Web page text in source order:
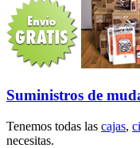
Suministros de
Tenemos todas las cajas,
necesitas.